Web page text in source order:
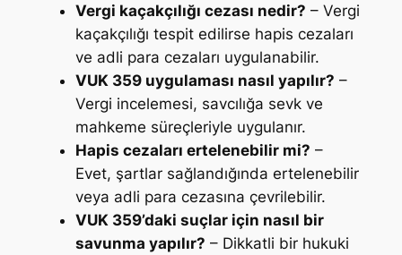
Vergi kaçakçılığı cezası nedir? – Vergi
kaçakçılığı tespit edilirse hapis cezaları
ve adli para cezaları uygulanabilir.
VUK 359 uygulaması nasıl yapılır? –
Vergi incelemesi, savcılığa sevk ve
mahkeme süreçleriyle uygulanır.
Hapis cezaları ertelenebilir mi? –
Evet, şartlar sağlandığında ertelenebilir
veya adli para cezasına çevrilebilir.
VUK 359’daki suçlar için nasıl bir
savunma yapılır? – Dikkatli bir hukuki